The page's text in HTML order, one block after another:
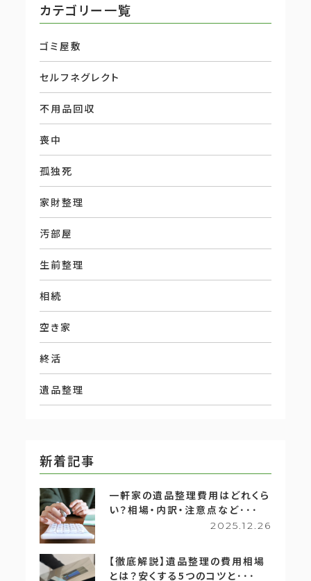
カテゴリー一覧
ゴミ屋敷
セルフネグレクト
不用品回収
喪中
孤独死
家財整理
汚部屋
生前整理
相続
空き家
終活
遺品整理
新着記事
一軒家の遺品整理費用はどれくら
い？相場・内訳・注意点など･･･
2025.12.26
【徹底解説】遺品整理の費用相場
とは？安くする5つのコツと･･･